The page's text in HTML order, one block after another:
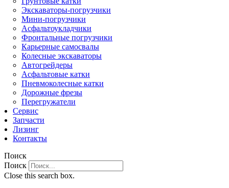
Экскаваторы-погрузчики
Мини-погрузчики
Асфальтоукладчики
Фронтальные погрузчики
Карьерные самосвалы
Колесные экскаваторы
Автогрейдеры
Асфальтовые катки
Пневмоколесные катки
Дорожные фрезы
Перегружатели
Сервис
Запчасти
Лизинг
Контакты
Поиск
Поиск
Close this search box.